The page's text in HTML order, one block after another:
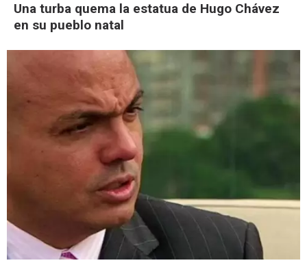
Una turba quema la estatua de Hugo Chávez
en su pueblo natal